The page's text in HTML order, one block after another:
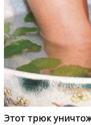
Этот трюк